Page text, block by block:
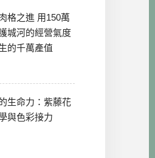
格之進 用150萬
城河的經營氣度
的千萬產值
生命力：紫藤花
與色彩接力